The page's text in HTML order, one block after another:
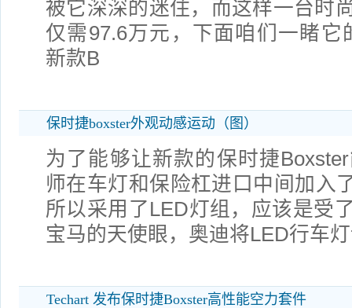
被它深深的迷住，而这样一台时
仅需97.6万元，下面咱们一睹
新款B
保时捷boxster外观动感运动（图）
为了能够让新款的保时捷
师在车灯和保险杠进口中间加入
所以采用了LED灯组，应该是受
宝马的天使眼，奥迪将LED行车
Techart 发布保时捷Boxster高性能空力套件